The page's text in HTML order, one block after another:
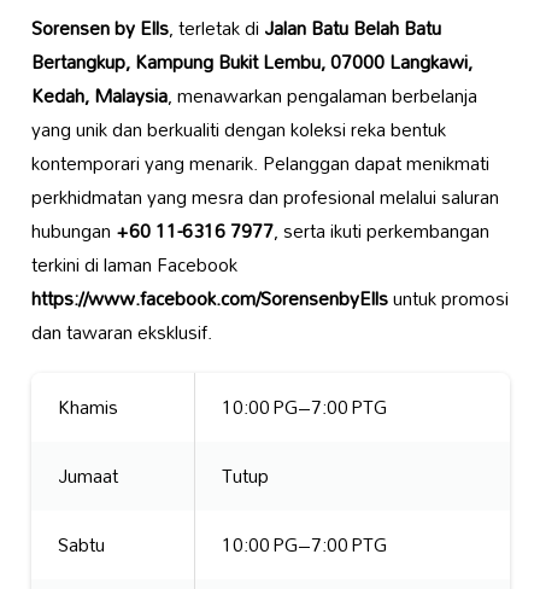
Sorensen by Ells, terletak diJalan Batu Belah Batu
Bertangkup, Kampung Bukit Lembu, 07000 Langkawi,
Kedah, Malaysia, menawarkan pengalaman berbelanja
yang unik dan berkualiti dengan koleksi reka bentuk
kontemporari yang menarik. Pelanggan dapat menikmati
perkhidmatan yang mesra dan profesional melalui saluran
hubungan+60 11-6316 7977, serta ikuti perkembangan
terkini di laman Facebook
https://www.facebook.com/SorensenbyEllsuntuk promosi
dan tawaran eksklusif.
Khamis
10:00 PG–7:00 PTG
Jumaat
Tutup
Sabtu
10:00 PG–7:00 PTG